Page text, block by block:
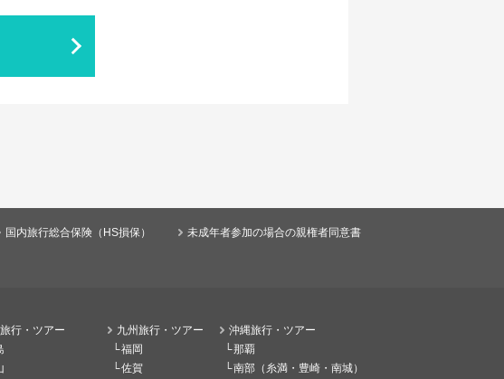
国内旅行総合保険（HS損保） 未成年者参加の場合の親権者同意書
行・ツアー
九州旅行・ツアー
福岡
佐賀
沖縄旅行・ツアー
那覇
南部（糸満・豊崎・南城）